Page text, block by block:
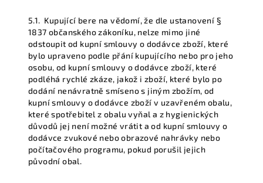
5.1. Kupující bere na vědomí, že dle ustanovení §
1837 občanského zákoníku, nelze mimo jiné
odstoupit od kupní smlouvy o dodávce zboží, které
bylo upraveno podle přání kupujícího nebo pro jeho
osobu, od kupní smlouvy o dodávce zboží, které
podléhá rychlé zkáze, jakož i zboží, které bylo po
dodání nenávratně smíseno s jiným zbožím, od
kupní smlouvy o dodávce zboží v uzavřeném obalu,
které spotřebitel z obalu vyňal a z hygienických
důvodů jej není možné vrátit a od kupní smlouvy o
dodávce zvukové nebo obrazové nahrávky nebo
počítačového programu, pokud porušil jejich
původní obal.